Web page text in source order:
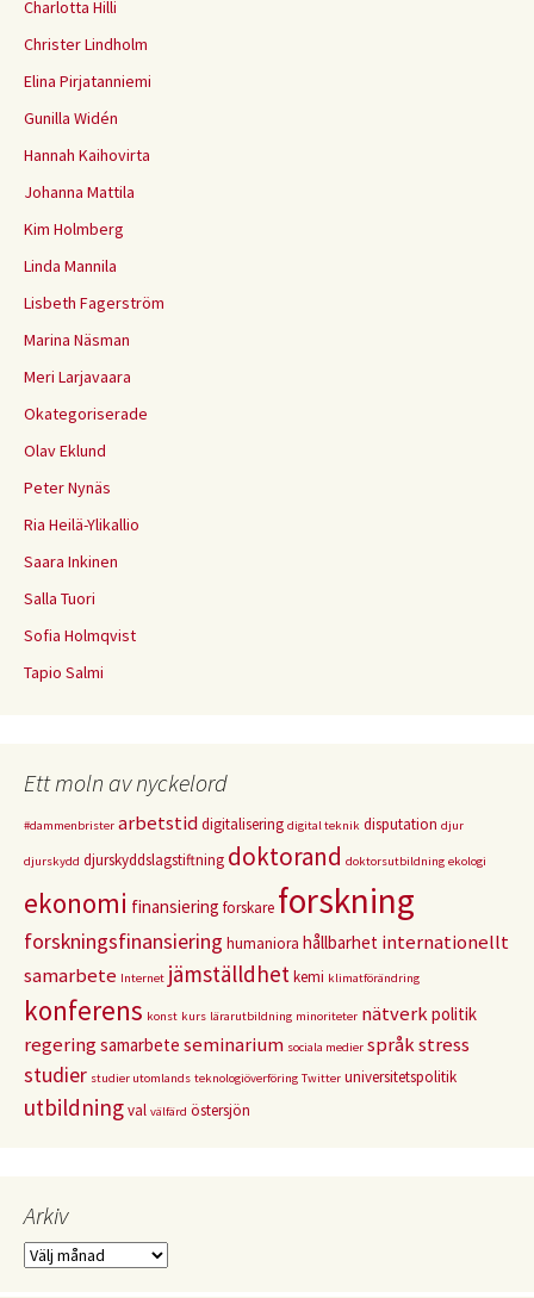
Charlotta Hilli
Christer Lindholm
Elina Pirjatanniemi
Gunilla Widén
Hannah Kaihovirta
Johanna Mattila
Kim Holmberg
Linda Mannila
Lisbeth Fagerström
Marina Näsman
Meri Larjavaara
Okategoriserade
Olav Eklund
Peter Nynäs
Ria Heilä-Ylikallio
Saara Inkinen
Salla Tuori
Sofia Holmqvist
Tapio Salmi
Ett moln av nyckelord
#dammenbrister arbetstiddigitalisering digital teknik disputation djur
djurskydd djurskyddslagstiftning doktorand doktorsutbildning ekologi
ekonomi finansiering forskare forskning
forskningsfinansiering humaniora hållbarhet internationellt
samarbete Internet jämställdhetkemi klimatförändring
konferens konst kurs lärarutbildning minoriteter nätverkpolitik
regeringsamarbete seminarium sociala medier språkstress
studier studier utomlands teknologiöverföring Twitter universitetspolitik
utbildningval välfärd östersjön
Arkiv
Arkiv